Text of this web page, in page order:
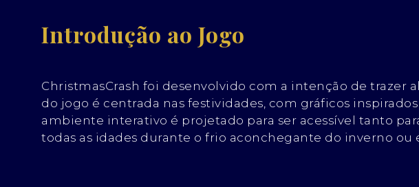
Introdução ao Jogo
ChristmasCrash foi desenvolvido com a intenção de trazer
do jogo é centrada nas festividades, com gráficos
ambiente interativo é projetado para ser acessível tanto
todas as idades durante o frio aconchegante do inverno